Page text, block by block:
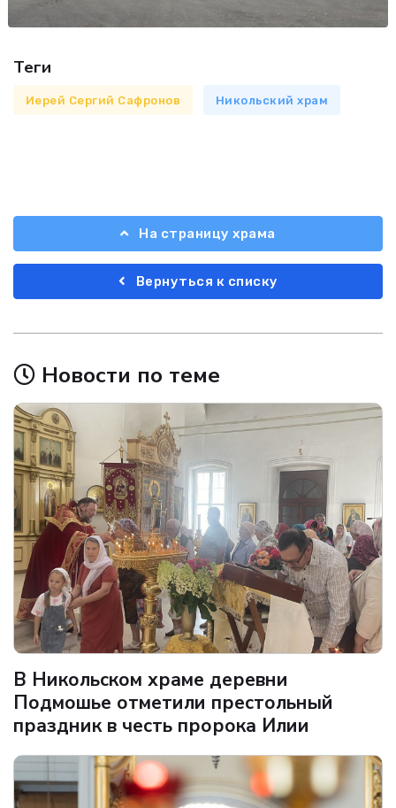
Теги
Иерей Сергий Сафронов Никольский храм
На страницу храма
Вернуться к списку
Новости по теме
В Никольском храме деревни
Подмошье отметили престольный
праздник в честь пророка Илии